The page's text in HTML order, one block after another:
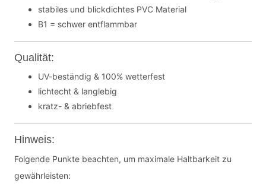
stabiles und blickdichtes PVC Material
B1 = schwer entflammbar
Qualität:
UV-beständig & 100% wetterfest
lichtecht & langlebig
kratz- & abriebfest
Hinweis:
Folgende Punkte beachten, um maximale Haltbarkeit zu
gewährleisten: